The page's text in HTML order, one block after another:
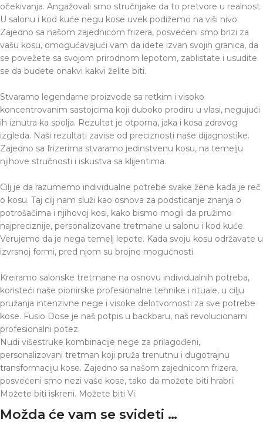
očekivanja. Angažovali smo stručnjake da to pretvore u realnost.
U salonu i kod kuće negu kose uvek podižemo na viši nivo.
Zajedno sa našom zajednicom frizera, posvećeni smo brizi za
vašu kosu, omogućavajući vam da idete izvan svojih granica, da
se povežete sa svojom prirodnom lepotom, zablistate i usudite
se da budete onakvi kakvi želite biti.
Stvaramo legendarne proizvode sa retkim i visoko
koncentrovanim sastojcima koji duboko prodiru u vlasi, negujući
ih iznutra ka spolja. Rezultat je otporna, jaka i kosa zdravog
izgleda. Naši rezultati zavise od preciznosti naše dijagnostike.
Zajedno sa frizerima stvaramo jedinstvenu kosu, na temelju
njihove stručnosti i iskustva sa klijentima.
Cilj je da razumemo individualne potrebe svake žene kada je reč
o kosu. Taj cilj nam služi kao osnova za podsticanje znanja o
potrošačima i njihovoj kosi, kako bismo mogli da pružimo
najpreciznije, personalizovane tretmane u salonu i kod kuće.
Verujemo da je nega temelj lepote. Kada svoju kosu održavate u
izvrsnoj formi, pred njom su brojne mogućnosti.
Kreiramo salonske tretmane na osnovu individualnih potreba,
koristeći naše pionirske profesionalne tehnike i rituale, u cilju
pružanja intenzivne nege i visoke delotvornosti za sve potrebe
kose. Fusio Dose je naš potpis u backbaru, naš revolucionarni
profesionalni potez.
Nudi višestruke kombinacije nege za prilagođeni,
personalizovani tretman koji pruža trenutnu i dugotrajnu
transformaciju kose. Zajedno sa našom zajednicom frizera,
posvećeni smo nezi vaše kose, tako da možete biti hrabri.
Možete biti iskreni. Možete biti Vi.
Možda će vam se svideti …